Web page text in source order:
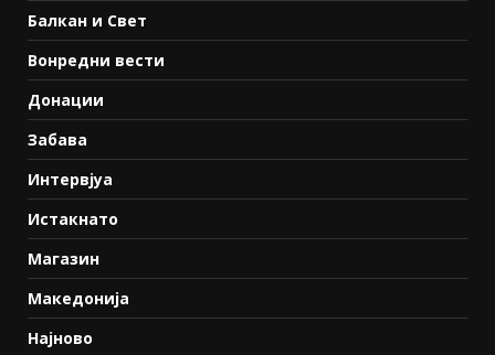
Балкан и Свет
Вонредни вести
Донации
Забава
Интервјуа
Истакнато
Магазин
Македонија
Најново